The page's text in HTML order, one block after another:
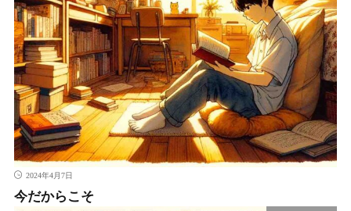
2024年4月7日
今だからこそ